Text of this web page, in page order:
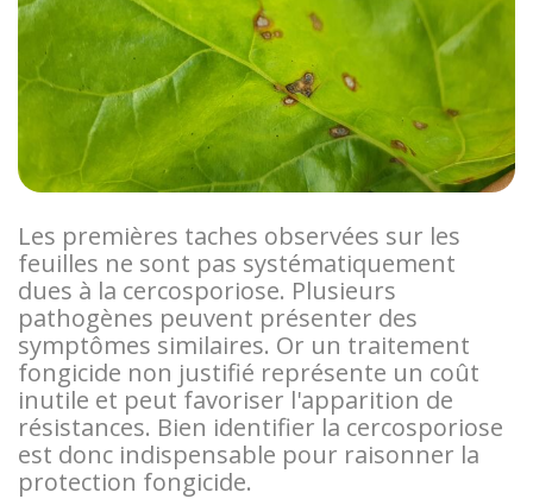
Les premières taches observées sur les
feuilles ne sont pas systématiquement
dues à la cercosporiose. Plusieurs
pathogènes peuvent présenter des
symptômes similaires. Or un traitement
fongicide non justifié représente un coût
inutile et peut favoriser l'apparition de
résistances. Bien identifier la cercosporiose
est donc indispensable pour raisonner la
protection fongicide.